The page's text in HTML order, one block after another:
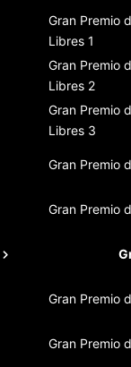
Gran Premio
Libres 1
Gran Premio
Libres 2
Gran Premio
Libres 3
Gran Premio
Gran Premio
Gran Premio
Gran Premio